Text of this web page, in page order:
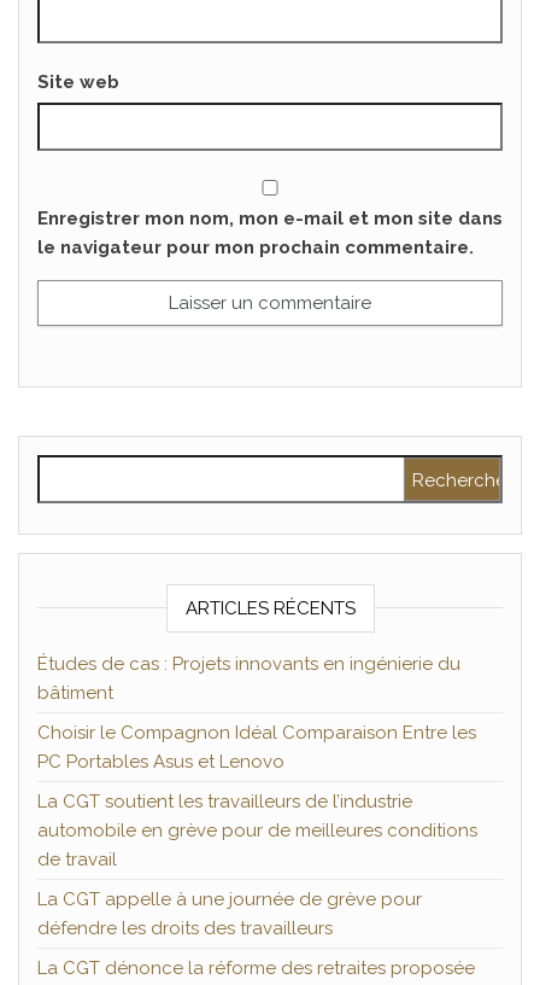
Site web
Enregistrer mon nom, mon e-mail et mon site dans
le navigateur pour mon prochain commentaire.
ARTICLES RÉCENTS
Études de cas : Projets innovants en ingénierie du
bâtiment
Choisir le Compagnon Idéal Comparaison Entre les
PC Portables Asus et Lenovo
La CGT soutient les travailleurs de l’industrie
automobile en grève pour de meilleures conditions
de travail
La CGT appelle à une journée de grève pour
défendre les droits des travailleurs
La CGT dénonce la réforme des retraites proposée